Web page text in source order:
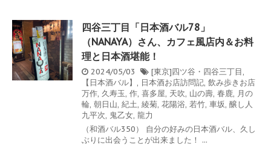
四谷三丁目「日本酒バル78」
（NANAYA）さん、カフェ風店内＆お料
理と日本酒堪能！
2024/05/03 [東京]四ツ谷・四谷三丁目,
【日本酒バル】 , 日本酒お店訪問記, 飲み歩きお店
万作, 久寿玉, 作, 喜多屋, 天吹, 山の壽, 春鹿, 月の
輪, 朝日山, 紀土, 綾菊, 花陽浴, 若竹, 車坂, 醸し人
九平次, 鬼乙女, 龍力
（和酒バル350） 自分の好みの日本酒バル、久し
ぶりに出会うことが出来ました！ ...